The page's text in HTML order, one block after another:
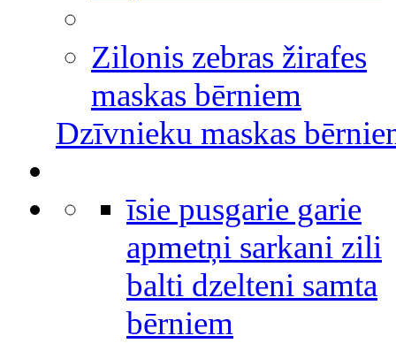
Zilonis zebras žirafes
maskas bērniem
Dzīvnieku maskas
īsie pusgarie garie
apmetņi sarkani zili
balti dzelteni samta
bērniem